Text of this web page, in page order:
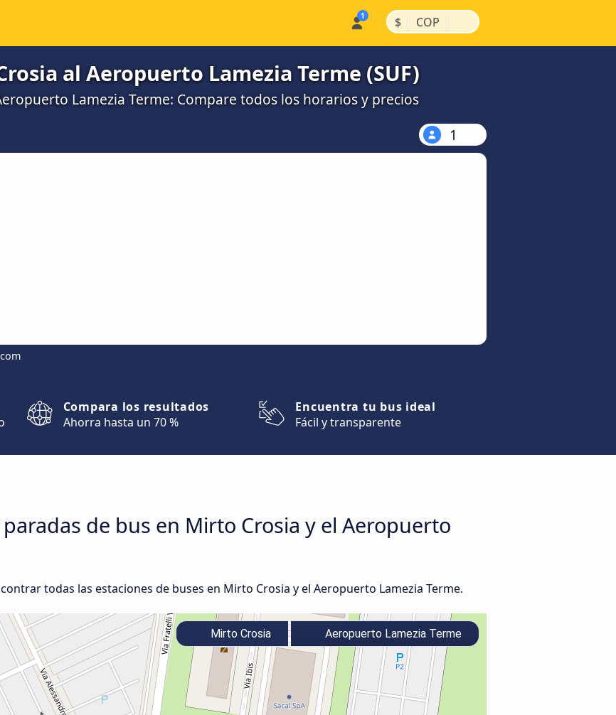
$ | COP |
al Aeropuerto Lamezia Terme (SUF)
Lamezia Terme: Compare todos los horarios y precios
1
Compara los resultados
Ahorra hasta un 70 %
Encuentra tu bus ideal
Fácil y transparente
de bus en Mirto Crosia y el Aeropuerto
todas las estaciones de buses en Mirto Crosia y el Aeropuerto Lamezia Terme.
Mirto Crosia Aeropuerto Lamezia Terme